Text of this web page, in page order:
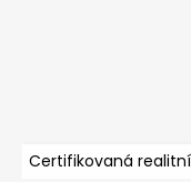
Certifikovaná